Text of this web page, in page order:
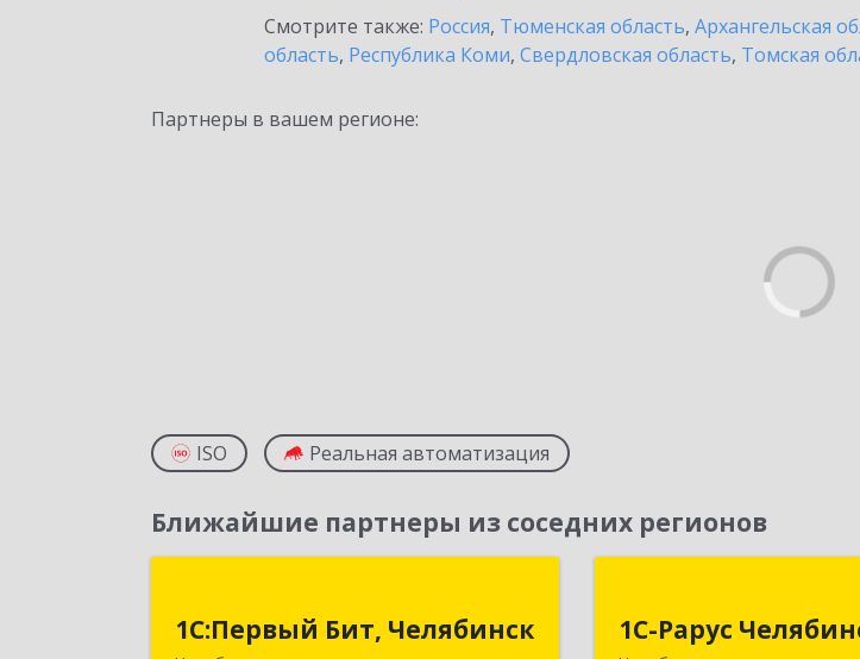
Смотрите также: Россия, Тюменская область, Архангельская
область, Республика Коми, Свердловская область, Томская
Партнеры в вашем регионе:
ISO Реальная автоматизация
Ближайшие партнеры из соседних регионов
1С:Первый Бит, Челябинск
454084, Челябинская обл, Челябинск г,
1С-Рарус
454091, Челябинская